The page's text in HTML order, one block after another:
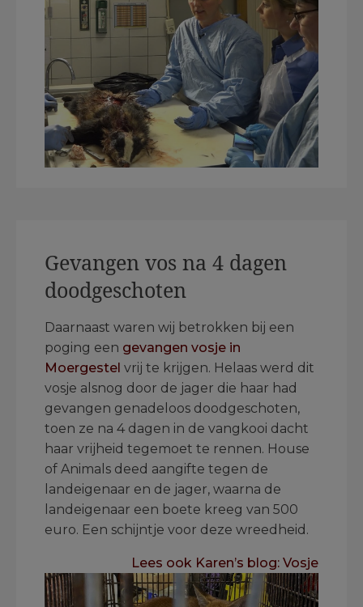
Gevangen vos na 4 dagen
doodgeschoten
Daarnaast waren wij betrokken bij een
poging een gevangen vosje in
Moergestel vrij te krijgen. Helaas werd dit
vosje alsnog door de jager die haar had
gevangen genadeloos doodgeschoten,
toen ze na 4 dagen in de vangkooi dacht
haar vrijheid tegemoet te rennen. House
of Animals deed aangifte tegen de
landeigenaar en de jager, waarna de
landeigenaar een boete kreeg van 500
euro. Een schijntje voor deze wreedheid.
Lees ook Karen’s blog: Vosje